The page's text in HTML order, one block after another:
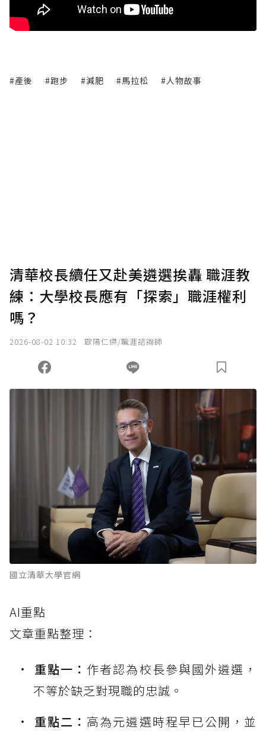
#產後 #跑步 #減肥 #馬拉松 #人物故事
清華校長續任又赴美遴選挨轟 職涯教
練：大學校長應有「探索」職涯權利
嗎？
2026-08-02 10:32 歐陽仁傑/職涯諮詢師
國立清華大學官網
AI重點
文章重點整理：
重點一： 作者認為校長參與國外遴選，
不等於缺乏對現職的忠誠。
重點二： 高為元遴選時程早已公開，並